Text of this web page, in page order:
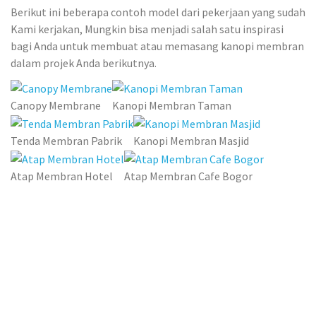
Berikut ini beberapa contoh model dari pekerjaan yang sudah
Kami kerjakan, Mungkin bisa menjadi salah satu inspirasi
bagi Anda untuk membuat atau memasang kanopi membran
dalam projek Anda berikutnya.
Canopy Membrane Kanopi Membran Taman
Tenda Membran Pabrik Kanopi Membran Masjid
Atap Membran Hotel Atap Membran Cafe Bogor